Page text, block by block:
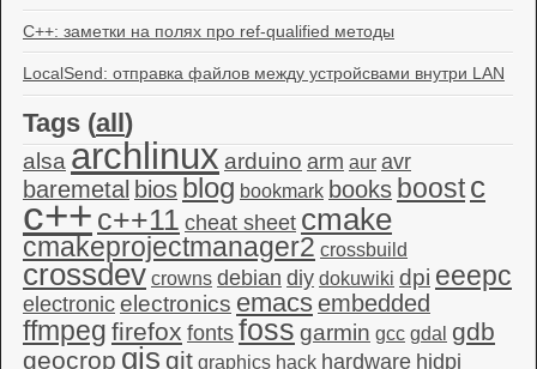
C++: заметки на полях про ref-qualified методы
LocalSend: отправка файлов между устройсвами внутри LAN
Tags (all )
alsa archlinux arduino arm aur avr
baremetal bios blog bookmark books boost c
c++c++11 cheat sheet cmake
cmakeprojectmanager2 crossbuild
crossdev crowns debian diy dokuwiki dpi eeepc
electronic electronics emacsembedded
ffmpeg firefox fonts foss garmin gcc gdal gdb
geocrop gis git graphics hack hardware hidpi